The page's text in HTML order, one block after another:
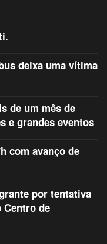
deixa uma vítima
de um mês de
e grandes eventos
com avanço de
por tentativa
Centro de